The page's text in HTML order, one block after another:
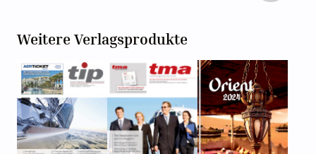
Weitere Verlagsprodukte